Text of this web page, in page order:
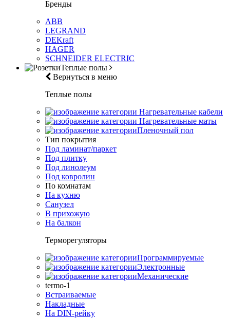
Бренды
ABB
LEGRAND
DEKraft
HAGER
SCHNEIDER ELECTRIC
Теплые полы
Вернуться в меню
Теплые полы
Нагревательные кабели
Нагревательные маты
Пленочный пол
Тип покрытия
Под ламинат/паркет
Под плитку
Под линолеум
Под ковролин
По комнатам
На кухню
Санузел
В прихожую
На балкон
Терморегуляторы
Программируемые
Электронные
Механические
termo-1
Встраиваемые
Накладные
На DIN-рейку